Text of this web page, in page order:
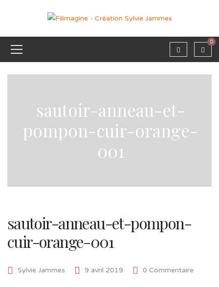
0
sautoir-anneau-et-
pompon-cuir-orange-
001
sautoir-anneau-et-pompon-
cuir-orange-001
Sylvie Jammes 9 avril 2019 0 Commentaire